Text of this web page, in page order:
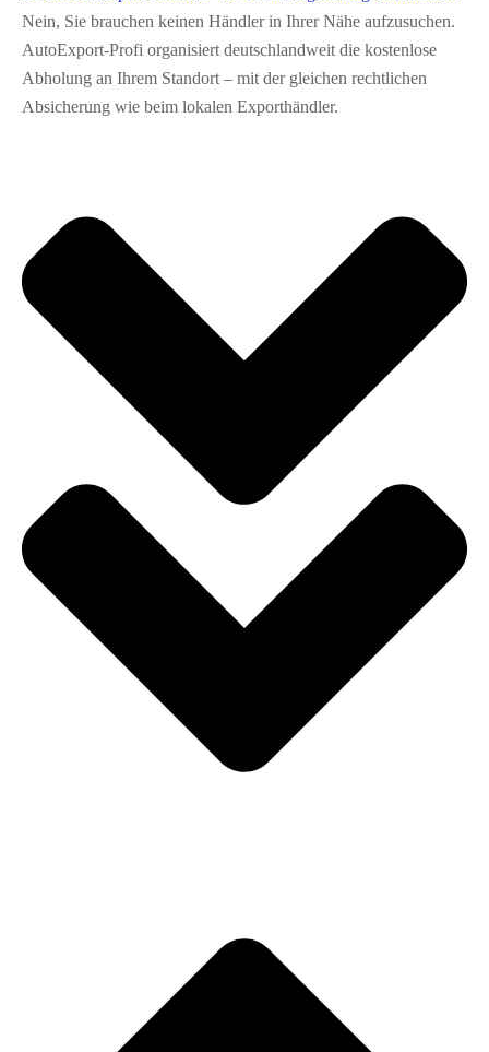
Nein, Sie brauchen keinen Händler in Ihrer Nähe aufzusuchen.
AutoExport‑Profi organisiert deutschlandweit die kostenlose
Abholung an Ihrem Standort – mit der gleichen rechtlichen
Absicherung wie beim lokalen Exporthändler.